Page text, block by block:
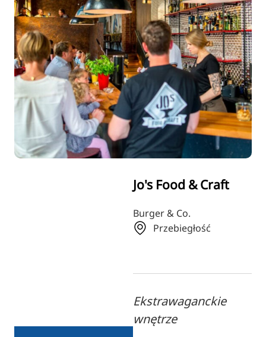
DA
SV
FR
PT
TR
RU
FI
ZH
JA
Jo's Food & Craft
Burger & Co.
Przebiegłość
Ekstrawaganckie
wnętrze